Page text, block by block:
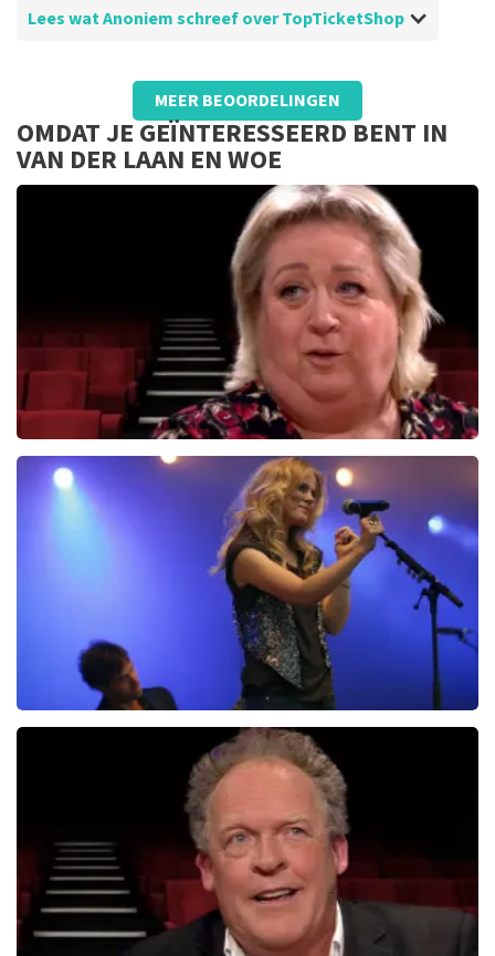
Lees wat Anoniem schreef over TopTicketShop
Beoordeling van Anoniem overTopTicketShop
Duidelijk en helder
Makkelijk kaarten bestellen. Kort van te voren mail
met qr code. Geen bijzonderheden
MEER BEOORDELINGEN
OMDAT JE GEÏNTERESSEERD BENT IN
VAN DER LAAN EN WOE
Christel De Laat
reviews
274+reviews